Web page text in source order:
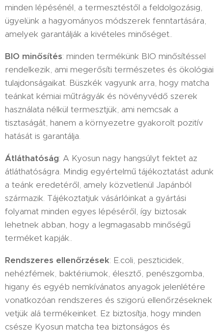
minden lépésénél, a termesztéstől a feldolgozásig,
ügyelünk a hagyományos módszerek fenntartására,
amelyek garantálják a kivételes minőséget..
BIO minősítés: minden termékünk BIO minősítéssel
rendelkezik, ami megerősíti természetes és ökológiai
tulajdonságaikat. Büszkék vagyunk arra, hogy matcha
teánkat kémiai műtrágyák és növényvédő szerek
használata nélkül termesztjük, ami nemcsak a
tisztaságát, hanem a környezetre gyakorolt pozitív
hatását is garantálja.
Átláthatóság: A Kyosun nagy hangsúlyt fektet az
átláthatóságra. Mindig egyértelmű tájékoztatást adunk
a teánk eredetéről, amely közvetlenül Japánból
származik. Tájékoztatjuk vásárlóinkat a gyártási
folyamat minden egyes lépéséről, így biztosak
lehetnek abban, hogy a legmagasabb minőségű
terméket kapják..
Rendszeres ellenőrzések: E.coli, peszticidek,
nehézfémek, baktériumok, élesztő, penészgomba,
higany és egyéb nemkívánatos anyagok jelenlétére
vonatkozóan rendszeres és szigorú ellenőrzéseknek
vetjük alá termékeinket. Ez biztosítja, hogy minden
csésze Kyosun matcha tea biztonságos és